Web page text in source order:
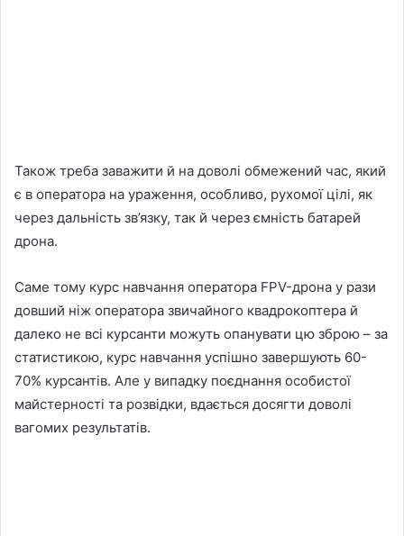
Також треба заважити й на доволі обмежений час, який
є в оператора на ураження, особливо, рухомої цілі, як
через дальність зв’язку, так й через ємність батарей
дрона.
Саме тому курс навчання оператора FPV-дрона у рази
довший ніж оператора звичайного квадрокоптера й
далеко не всі курсанти можуть опанувати цю зброю – за
статистикою, курс навчання успішно завершують 60-
70% курсантів. Але у випадку поєднання особистої
майстерності та розвідки, вдається досягти доволі
вагомих результатів.